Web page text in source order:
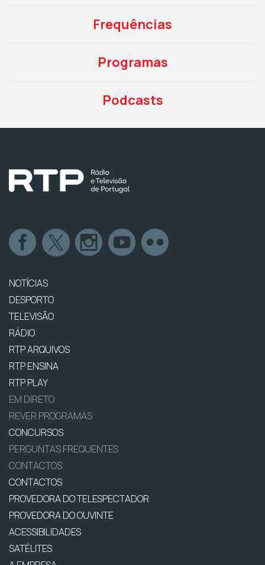
Frequências
Programas
Podcasts
NOTÍCIAS
DESPORTO
TELEVISÃO
RÁDIO
RTP ARQUIVOS
RTP ENSINA
RTP PLAY
EM DIRETO
REVER PROGRAMAS
CONCURSOS
PERGUNTAS FREQUENTES
CONTACTOS
CONTACTOS
PROVEDORA DO TELESPECTADOR
PROVEDORA DO OUVINTE
ACESSIBILIDADES
SATÉLITES